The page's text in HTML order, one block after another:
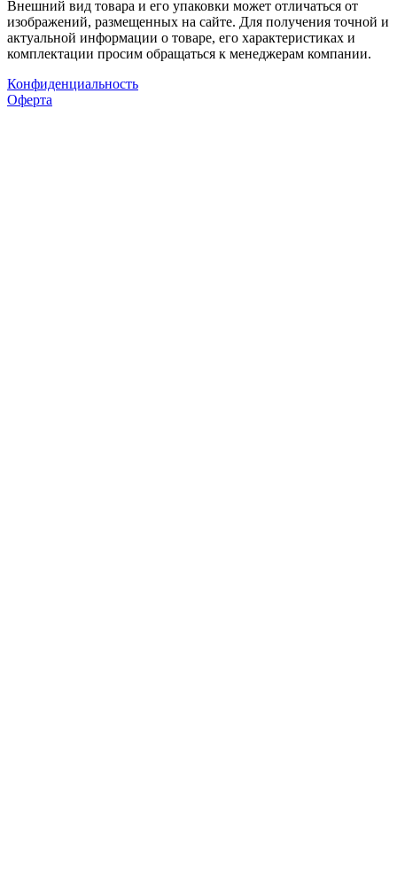
Внешний вид товара и его упаковки может отличаться от
изображений, размещенных на сайте. Для получения точной и
актуальной информации о товаре, его характеристиках и
комплектации просим обращаться к менеджерам компании.
Конфиденциальность
Оферта